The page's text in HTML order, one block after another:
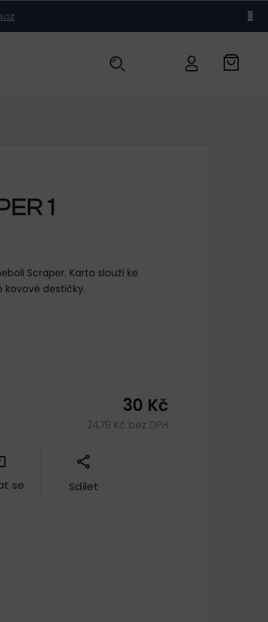
KONTAKT
1
30 Kč
24,79 Kč bez DPH
Scraper. Karta slouží ke
kovové destičky.
se Sdílet